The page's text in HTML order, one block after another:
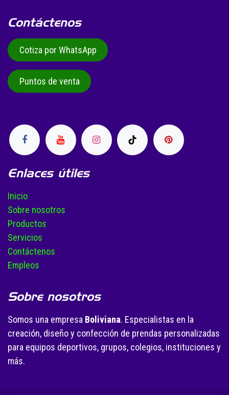
Enlaces útiles
Inicio
Sobre nosotros
Productos
Servicios
Contáctenos
Empleos
Sobre nosotros
Somos una empresa Boliviana. Especialistas en la
creación, diseño y confección de prendas personalizadas
para equipos deportivos, grupos, colegios, instituciones y
más.
Contáctenos
Cotiza por WhatsApp
Puntos de venta